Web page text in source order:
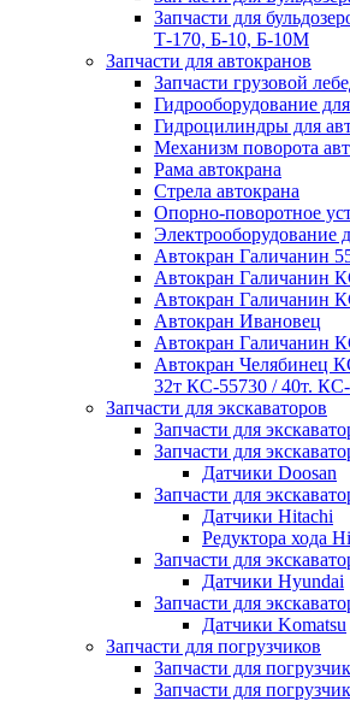
Запчасти для
Т-170, Б-10, Б-10М
Запчасти для автокранов
Запчасти грузовой
Гидрооборудование
Гидроцилиндры для
Механизм поворота
Рама автокрана
Стрела автокрана
Опорно-поворотное
Электрооборудование
Автокран Галичанин
Автокран Галичанин
Автокран Галичанин
Автокран Ивановец
Автокран Галичанин
Автокран Челябинец
32т КС-55730 / 40т. КС-
Запчасти для экскаваторов
Запчасти для
Запчасти для
Датчики Doosan
Запчасти для
Датчики Hitachi
Редуктора хода
Запчасти для
Датчики Hyundai
Запчасти для
Датчики Komatsu
Запчасти для погрузчиков
Запчасти для
Запчасти для